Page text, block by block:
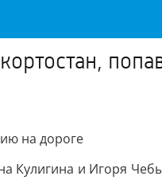
на дороге
Кулигина и Игоря